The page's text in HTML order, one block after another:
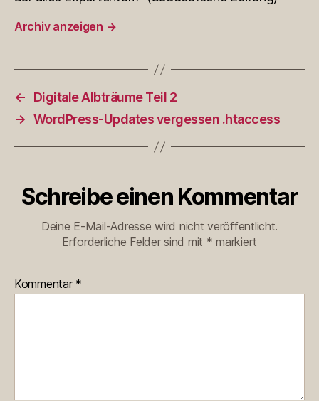
Archiv anzeigen →
←
Digitale Albträume Teil 2
→ WordPress-Updates vergessen .htaccess
Schreibe einen Kommentar
Deine E-Mail-Adresse wird nicht veröffentlicht.
Erforderliche Felder sind mit * markiert
Kommentar *